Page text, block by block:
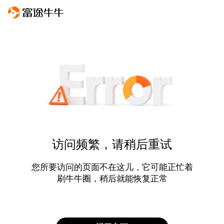
访问频繁，请稍后重试
您所要访问的页面不在这儿，它可能正忙着
刷牛牛圈，稍后就能恢复正常